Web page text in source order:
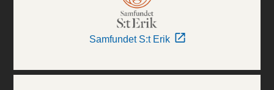
Samfundet S:t Erik